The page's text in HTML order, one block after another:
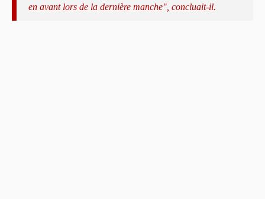
en avant lors de la dernière manche", concluait-il.